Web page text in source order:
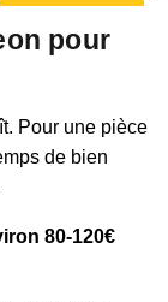
pour
Pour une pièce
de bien
80-120€